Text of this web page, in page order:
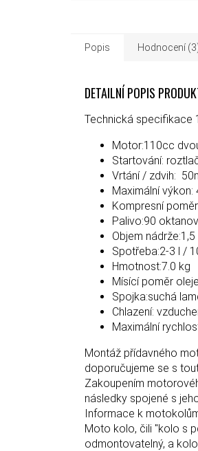
Popis Hodnocení
DETAILNÍ POPIS
Technická specifikace
Motor:110cc
Startování:
Vrtání / zdvih:
Maximální
Kompresní
Palivo:90
Objem nádrže:1,5
Spotřeba:2-3 l /
Hmotnost:7.0 kg
Mísící poměr
Spojka:suchá
Chlazení:
Maximální
Montáž přídavného
doporučujeme se s
Zakoupením
následky spojené s
Informace k
Moto kolo, čili "kolo s
odmontovatelný, a